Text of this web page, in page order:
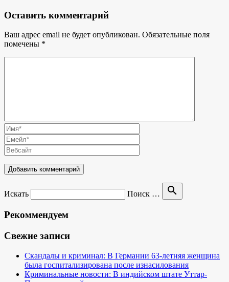
Оставить комментарий
Ваш адрес email не будет опубликован. Обязательные поля
помечены *
Искать Поиск … search
Рекоммендуем
Свежие записи
Скандалы и криминал: В Германии 63-летняя женщина
была госпитализирована после изнасилования
Криминальные новости: В индийском штате Уттар-